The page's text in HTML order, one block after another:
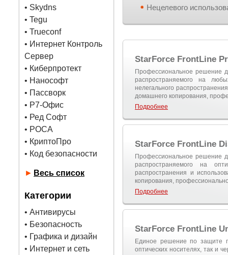
• Skydns
• Tegu
• Trueconf
• Интернет Контроль
Сервер
• Киберпротект
• Нанософт
• Пассворк
• Р7-Офис
• Ред Софт
• РОСА
• КриптоПро
• Код безопасности
► Весь список
Категории
• Антивирусы
• Безопасность
• Графика и дизайн
• Интернет и сеть
Нецелевого
StarForce FrontLine
Профессиональное решение
распространяемого на
нелегального
домашнего копирования,
Подробнее
StarForce FrontLine
Профессиональное решение
распространяемого на
распространения и
копирования,
Подробнее
StarForce FrontLine
Единое решение по защите
оптических носителях, так и